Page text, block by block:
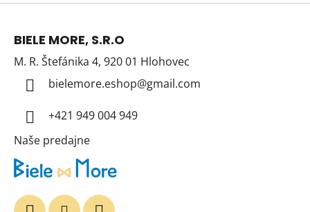
Z
BIELE MORE, S.R.O
M. R. Štefánika 4, 920 01 Hlohovec
bielemore.eshop@gmail.com
+421 949 004 949
Naše predajne